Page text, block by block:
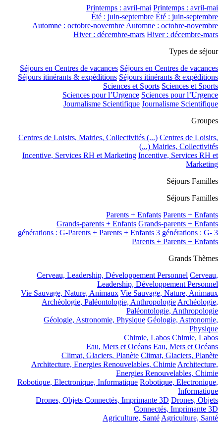
Printemps : avril-mai Printemps : avril-mai
Été : juin-septembre Été : juin-septembre
Automne : octobre-novembreAutomne : octobre-novembre
Hiver : décembre-mars Hiver : décembre-mars
Types de séjour
Séjours en Centres de vacances Séjours en Centres de vacances
Séjours itinérants & expéditions Séjours itinérants & expéditions
Sciences et Sports Sciences et Sports
Sciences pour l’Urgence Sciences pour l’Urgence
Journalisme Scientifique Journalisme Scientifique
Groupes
Centres de Loisirs, Mairies, Collectivités (...) Centres de Loisirs,
Mairies, Collectivités (...)
Incentive, Services RH et Marketing Incentive, Services RH et
Marketing
Séjours Familles
Séjours Familles
Parents + Enfants Parents + Enfants
Grands-parents + Enfants Grands-parents + Enfants
3 générations : G-Parents + Parents + Enfants
3 générations : G-
Parents + Parents + Enfants
Grands Thèmes
Cerveau, Leadership, Développement Personnel Cerveau,
Leadership, Développement Personnel
Vie Sauvage, Nature, Animaux Vie Sauvage, Nature, Animaux
Archéologie, Paléontologie, AnthropologieArchéologie,
Paléontologie, Anthropologie
Géologie, Astronomie, Physique Géologie, Astronomie,
Physique
Chimie, Labos Chimie, Labos
Eau, Mers et Océans Eau, Mers et Océans
Climat, Glaciers, Planète Climat, Glaciers, Planète
Architecture, Energies Renouvelables, ChimieArchitecture,
Energies Renouvelables, Chimie
Robotique, Electronique, Informatique Robotique, Electronique,
Informatique
Drones, Objets Connectés, Imprimante 3D Drones, Objets
Connectés, Imprimante 3D
Agriculture, SantéAgriculture, Santé